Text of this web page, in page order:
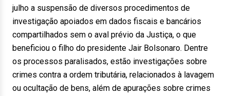
julho a suspensão de diversos procedimentos de
investigação apoiados em dados fiscais e bancários
compartilhados sem o aval prévio da Justiça, o que
beneficiou o filho do presidente Jair Bolsonaro. Dentre
os processos paralisados, estão investigações sobre
crimes contra a ordem tributária, relacionados à lavagem
ou ocultação de bens, além de apurações sobre crimes